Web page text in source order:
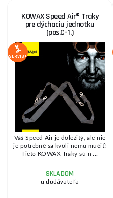
KOWAX Speed Air® Traky
pre dýchaciu jednotku
(pos.C-1.)
SERVIS+
Váš Speed Air je dôležitý, ale nie
je potrebné sa kvôli nemu mučiť!
Tieto KOWAX Traky sú n ...
SKLADOM
u dodávateľa